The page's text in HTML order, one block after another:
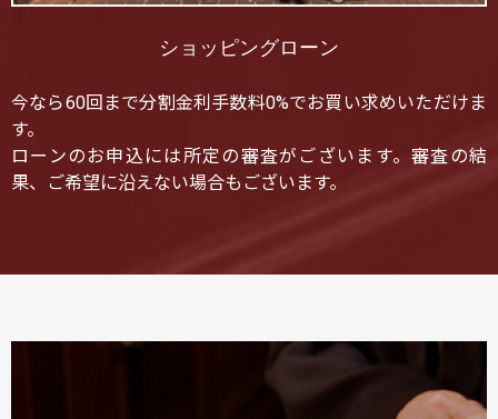
ショッピングローン
今なら60回まで分割金利手数料0%でお買い求めいただけま
す。
ローンのお申込には所定の審査がございます。審査の結
果、ご希望に沿えない場合もございます。